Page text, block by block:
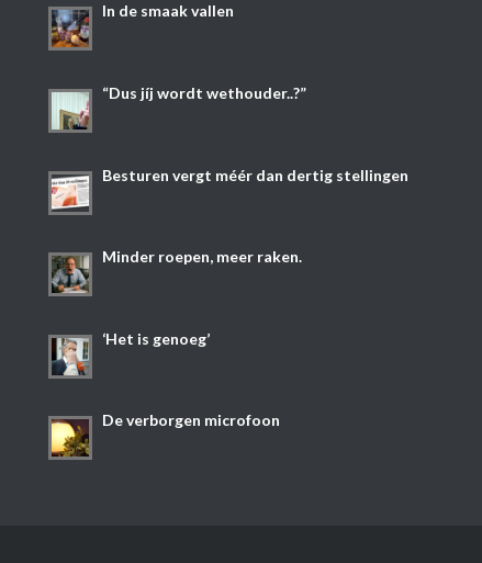
In de smaak vallen
“Dus jíj wordt wethouder..?”
Besturen vergt méér dan dertig stellingen
Minder roepen, meer raken.
‘Het is genoeg’
De verborgen microfoon